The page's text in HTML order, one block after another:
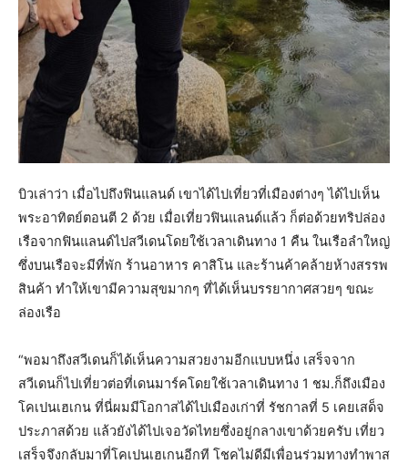
บิวเล่าว่า เมื่อไปถึงฟินแลนด์ เขาได้ไปเที่ยวที่เมืองต่างๆ ได้ไปเห็น
พระอาทิตย์ตอนตี 2 ด้วย เมื่อเที่ยวฟินแลนด์แล้ว ก็ต่อด้วยทริปล่อง
เรือจากฟินแลนด์ไปสวีเดนโดยใช้เวลาเดินทาง 1 คืน ในเรือลำใหญ่
ซึ่งบนเรือจะมีที่พัก ร้านอาหาร คาสิโน และร้านค้าคล้ายห้างสรรพ
สินค้า ทำให้เขามีความสุขมากๆ ที่ได้เห็นบรรยากาศสวยๆ ขณะ
ล่องเรือ
“พอมาถึงสวีเดนก็ได้เห็นความสวยงามอีกแบบหนึ่ง เสร็จจาก
สวีเดนก็ไปเที่ยวต่อที่เดนมาร์คโดยใช้เวลาเดินทาง 1 ชม.ก็ถึงเมือง
โคเปนเฮเกน ที่นี่ผมมีโอกาสได้ไปเมืองเก่าที่ รัชกาลที่ 5 เคยเสด็จ
ประภาสด้วย แล้วยังได้ไปเจอวัดไทยซึ่งอยู่กลางเขาด้วยครับ เที่ยว
เสร็จจึงกลับมาที่โคเปนเฮเกนอีกที โชคไม่ดีมีเพื่อนร่วมทางทำพาส